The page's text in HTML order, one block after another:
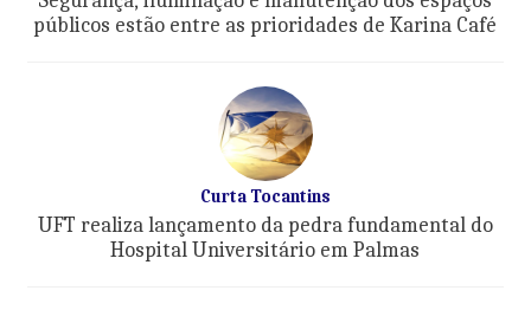
públicos estão entre as prioridades de Karina Café
Curta Tocantins
UFT realiza lançamento da pedra fundamental do
Hospital Universitário em Palmas